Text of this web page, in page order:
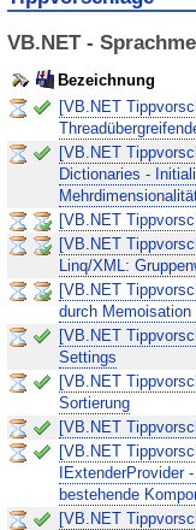
VB.NET -
Bezeichnung
[VB.NET
[VB.NET
Dictionaries -
[VB.NET
[VB.NET
Linq/XML:
[VB.NET
durch Memoisation
[VB.NET
Settings
[VB.NET
Sortierung
[VB.NET
[VB.NET
IExtenderProvider
bestehende
[VB.NET